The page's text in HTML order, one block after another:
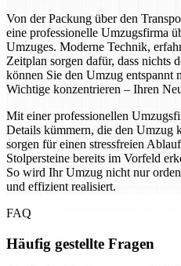
Von der Packung über den
eine professionelle Umzugsfirma
Umzuges. Moderne Technik,
Zeitplan sorgen dafür, dass nichts
können Sie den Umzug entspannt
Wichtige konzentrieren – Ihren
Mit einer professionellen
Details kümmern, die den Umzug
sorgen für einen stressfreien
Stolpersteine bereits im Vorfeld
So wird Ihr Umzug nicht nur
und effizient realisiert.
FAQ
Häufig gestellte Fragen